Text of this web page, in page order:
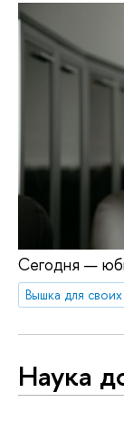
Сегодня —
Вышка для своих
Наука